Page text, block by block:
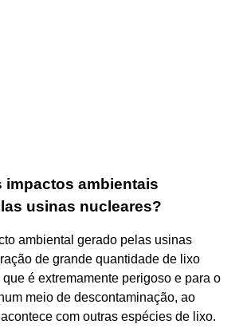
impactos ambientais
usinas nucleares?
ambiental gerado pelas usinas
de grande quantidade de lixo
é extremamente perigoso e para o
meio de descontaminação, ao
com outras espécies de lixo.